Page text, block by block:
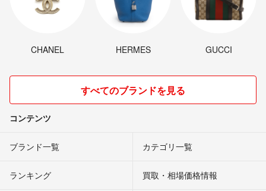
CHANEL HERMES GUCCI
すべてのブランドを見る
コンテンツ
ブランド一覧 カテゴリ一覧
ランキング 買取・相場価格情報